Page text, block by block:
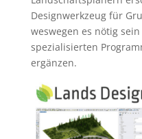
Designwerkzeug für
weswegen es nötig
spezialisierten
ergänzen.